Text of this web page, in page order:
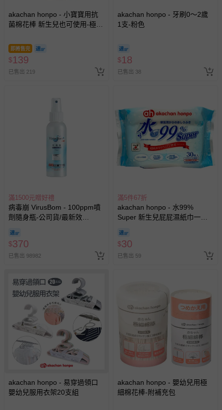
商品如因「價格、組合」等錯誤原因，導致無法安排出貨，
償。
akachan honpo - 小寶寶用抗
菌棉花棒 新生兒也可使用-極細
即將售完
$139
已售出 219
akachan honpo - 牙刷0～2歲
1支-粉色
$18
已售出 38
滿1500元贈好禮
病毒崩 VirusBom - 100ppm噴
劑隨身瓶-公司貨/最新效
$370
已售出 98982
滿5件67折
akachan honpo - 水99%
Super 新生兒屁屁濕紙巾一般
（20cm×15cm） (效期至2027-
07-12)-日本製
$30
已售出 59
akachan honpo - 易穿過領口
嬰幼兒服用衣架20支組
akachan honpo - 嬰幼兒用極
細棉花棒-附補充包